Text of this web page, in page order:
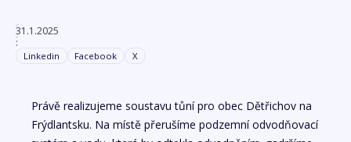
31.1.2025
:
Linkedin Facebook X
Právě realizujeme soustavu tůní pro obec Dětřichov na
Frýdlantsku. Na místě přerušíme podzemní odvodňovací